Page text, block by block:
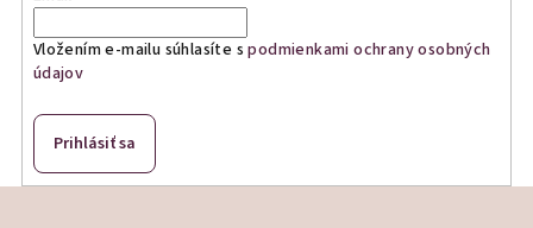
Vložením e-mailu súhlasíte spodmienkami ochrany osobných
údajov
Prihlásiť sa